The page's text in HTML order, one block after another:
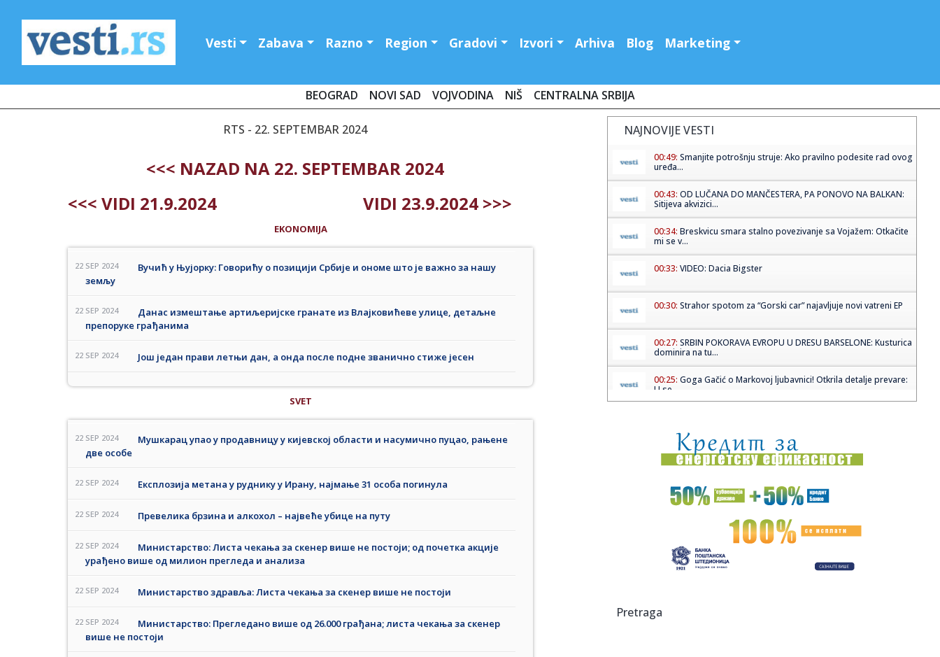
Vesti Zabava Razno Region Gradovi Izvori Arhiva Blog Marketing
BEOGRAD NOVI SAD VOJVODINA NIŠ CENTRALNA SRBIJA
RTS - 22. SEPTEMBAR 2024
<<< NAZAD NA 22. SEPTEMBAR 2024
<<< VIDI 21.9.2024
VIDI 23.9.2024 >>>
EKONOMIJA
22 SEP 2024
Вучић у Њујорку: Говорићу о позицији Србије и ономе што је важно за нашу
земљу
22 SEP 2024
Данас измештање артиљеријске гранате из Влајковићеве улице, детаљне
препоруке грађанима
22 SEP 2024 Још један прави летњи дан, а онда после подне званично стиже јесен
SVET
22 SEP 2024
Мушкарац упао у продавницу у кијевској области и насумично пуцао, рањене
две особе
22 SEP 2024 Експлозија метана у руднику у Ирану, најмање 31 особа погинула
22 SEP 2024 Превелика брзина и алкохол – највеће убице на путу
22 SEP 2024
Министарство: Листа чекања за скенер више не постоји; од почетка акције
урађено више од милион прегледа и анализа
22 SEP 2024 Министарство здравља: Листа чекања за скенер више не постоји
22 SEP 2024
Министарство: Прегледано више од 26.000 грађана; листа чекања за скенер
више не постоји
NAJNOVIJE VESTI
00:49: Smanjite potrošnju struje: Ako pravilno podesite rad ovog
uređa...
00:43: OD LUČANA DO MANČESTERA, PA PONOVO NA BALKAN:
Sitijeva akvizici...
00:34: Breskvicu smara stalno povezivanje sa Vojažem: Otkačite
mi se v...
00:33: VIDEO: Dacia Bigster
00:30: Strahor spotom za “Gorski car” najavljuje novi vatreni EP
00:27: SRBIN POKORAVA EVROPU U DRESU BARSELONE: Kusturica
dominira na tu...
00:25: Goga Gačić o Markovoj ljubavnici! Otkrila detalje prevare:
U se...
00:14:Liverpul aktivirao klauzulu u Alisonovom ugovoru
00:10:Pljuskovi u nedelju stižu u ove delove Srbije: Moguća je i
grml...
"Obezbeđenje, brzo!" Ceca prekinula koncert u Čačku!
00:04:Neodlučni osmaci i maturanti imaju rešenje: Besplatan
„Lavice...
Pretraga